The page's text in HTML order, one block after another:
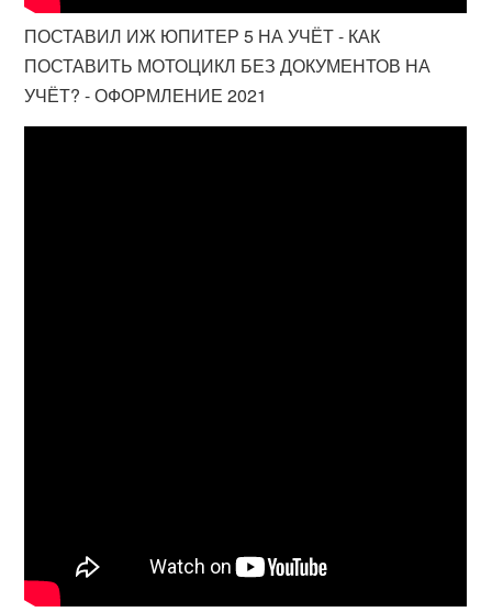
ПОСТАВИЛ ИЖ ЮПИТЕР 5 НА УЧЁТ - КАК
ПОСТАВИТЬ МОТОЦИКЛ БЕЗ ДОКУМЕНТОВ НА
УЧЁТ? - ОФОРМЛЕНИЕ 2021